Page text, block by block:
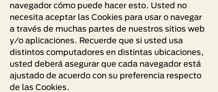
navegador cómo puede hacer esto. Usted no
necesita aceptar las Cookies para usar o navegar
a través de muchas partes de nuestros sitios web
y/o aplicaciones. Recuerde que si usted usa
distintos computadores en distintas ubicaciones,
usted deberá asegurar que cada navegador está
ajustado de acuerdo con su preferencia respecto
de las Cookies.